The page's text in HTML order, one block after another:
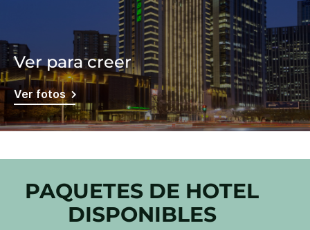
Ver para creer
Ver fotos
PAQUETES DE HOTEL
DISPONIBLES